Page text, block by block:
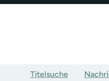
Titelsuche